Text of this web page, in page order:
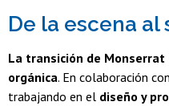
De la escena al
La transición de
orgánica. En colaboración con
trabajando en el diseño y